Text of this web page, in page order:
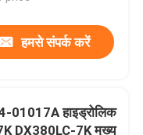
हमसे संपर्क करें
01017A हाइड्रोलिक
DX380LC-7K मुख्य